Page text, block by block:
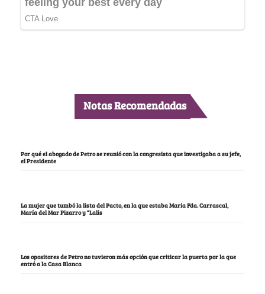
Notas Recomendadas
Por qué el abogado de Petro se reunió con la congresista que investigaba a su jefe,
el Presidente
La mujer que tumbó la lista del Pacto, en la que estaba María Fda. Carrascal,
María del Mar Pizarro y “Lalis
Los opositores de Petro no tuvieron más opción que criticar la puerta por la que
entró a la Casa Blanca